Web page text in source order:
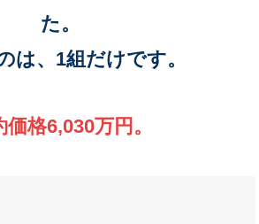
た。
は、1組だけです。
価格6,030万円。